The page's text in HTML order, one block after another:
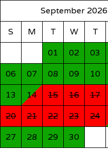
September 2026
S
M T W T
01
02 03
06
07 08 09 10
13
14 15 16 17
20
21 22 23 24
27
28 29 30